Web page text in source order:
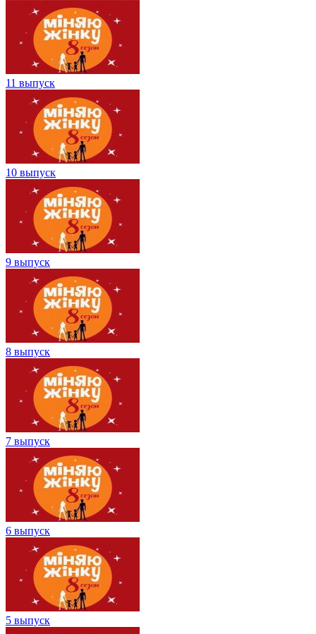
11 выпуск
10 выпуск
9 выпуск
8 выпуск
7 выпуск
6 выпуск
5 выпуск